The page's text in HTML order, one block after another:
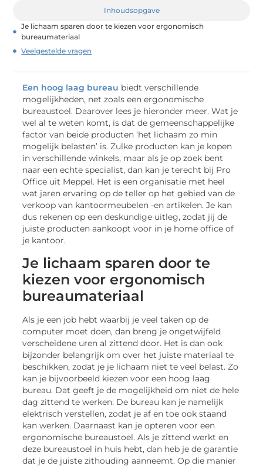
Inhoudsopgave
Je lichaam sparen door te kiezen voor ergonomisch
bureaumateriaal
Veelgestelde vragen
Een hoog laag bureau biedt verschillende
mogelijkheden, net zoals een ergonomische
bureaustoel. Daarover lees je hieronder meer. Wat je
wel al te weten komt, is dat de gemeenschappelijke
factor van beide producten ‘het lichaam zo min
mogelijk belasten’ is. Zulke producten kan je kopen
in verschillende winkels, maar als je op zoek bent
naar een echte specialist, dan kan je terecht bij Pro
Office uit Meppel. Het is een organisatie met heel
wat jaren ervaring op de teller op het gebied van de
verkoop van kantoormeubelen -en artikelen. Je kan
dus rekenen op een deskundige uitleg, zodat jij de
juiste producten aankoopt voor in je home office of
je kantoor.
Je lichaam sparen door te
kiezen voor ergonomisch
bureaumateriaal
Als je een job hebt waarbij je veel taken op de
computer moet doen, dan breng je ongetwijfeld
verscheidene uren al zittend door. Het is dan ook
bijzonder belangrijk om over het juiste materiaal te
beschikken, zodat je je lichaam niet te veel belast. Zo
kan je bijvoorbeeld kiezen voor een hoog laag
bureau. Dat geeft je de mogelijkheid om niet de hele
dag zittend te werken. De bureau kan je namelijk
elektrisch verstellen, zodat je af en toe ook staand
kan werken. Daarnaast kan je opteren voor een
ergonomische bureaustoel. Als je zittend werkt en
deze bureaustoel in huis hebt, dan heb je de garantie
dat je de juiste zithouding aanneemt. Op die manier